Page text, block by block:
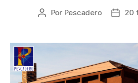
Por Pescadero 20